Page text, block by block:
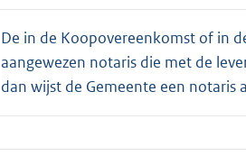
De in de Koopovereenkomst of in
aangewezen notaris die met de
dan wijst de Gemeente een notaris